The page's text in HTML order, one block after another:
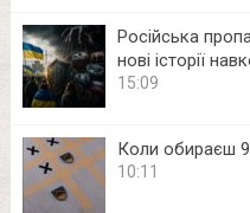
Російська
нові історії
15:09
Коли обираєш
10:11